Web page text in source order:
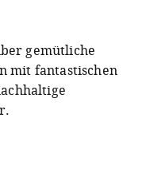
gemütliche
mit fantastischen